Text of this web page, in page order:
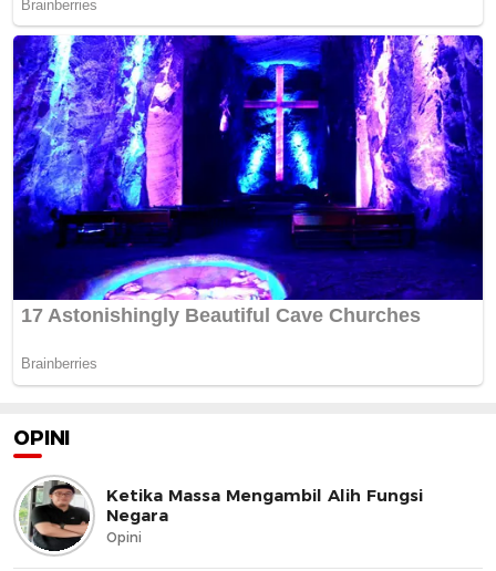
OPINI
Ketika Massa Mengambil Alih Fungsi
Negara
Opini